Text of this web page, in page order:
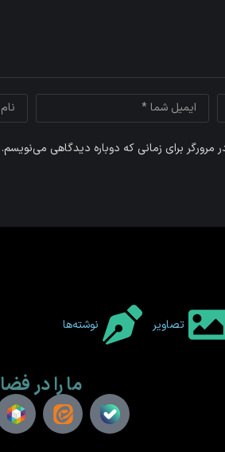
برای زمانی که دوباره دیدگاهی می‌نویسم.
تصاویر نوشته‌ها
ما را در